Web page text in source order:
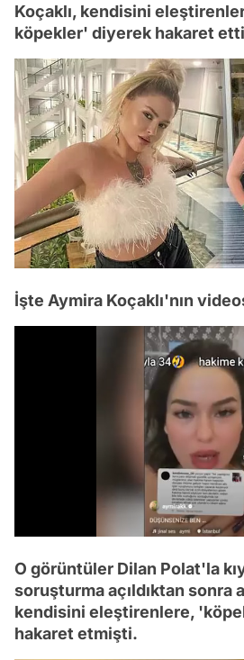
Koçaklı, kendisini
köpekler' diyerek hakaret
İşte Aymira Koçaklı'nın
O görüntüler Dilan Polat'la
soruşturma açıldıktan sonra
kendisini eleştirenlere,
hakaret etmişti.